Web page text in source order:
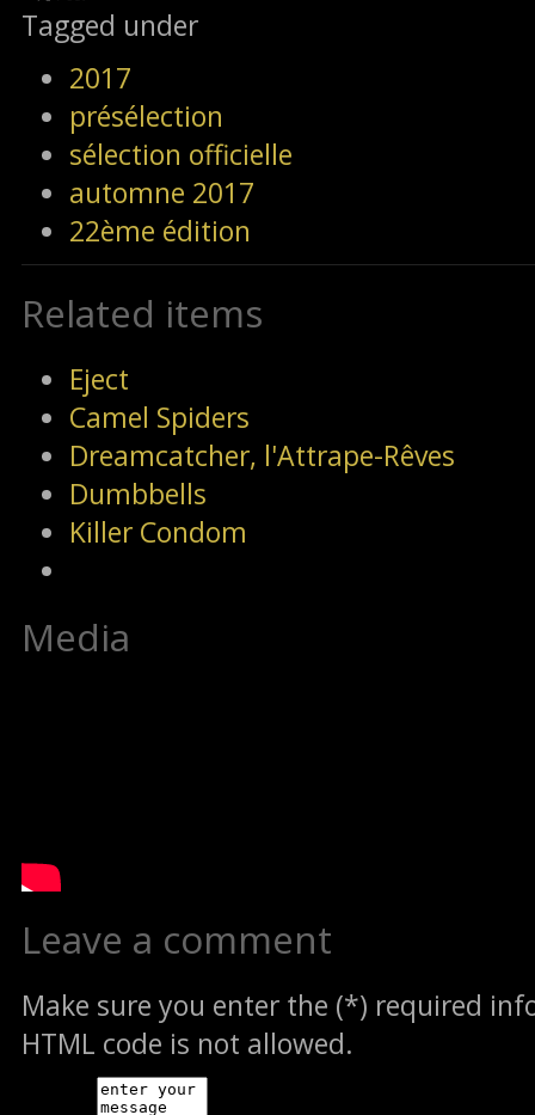
Tagged under
2017
présélection
sélection officielle
automne 2017
22ème édition
Related items
Eject
Camel Spiders
Dreamcatcher, l'Attrape-Rêves
Dumbbells
Killer Condom
Media
Leave a comment
Make sure you enter the (*) required
HTML code is not allowed.